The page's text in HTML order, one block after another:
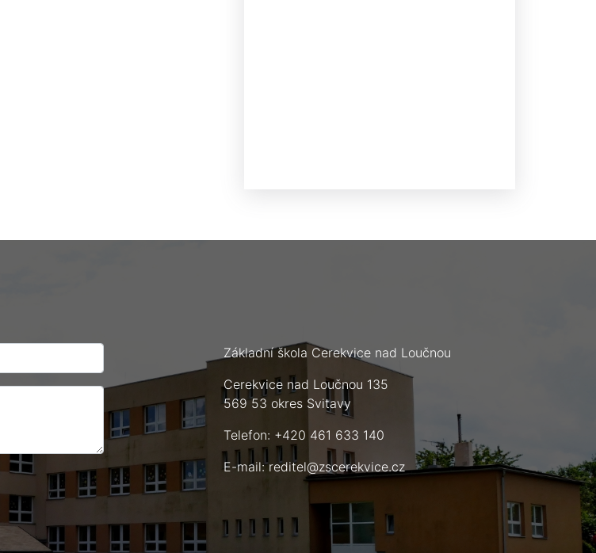
Základní škola Cerekvice nad Loučnou
Cerekvice nad Loučnou 135
569 53 okres Svitavy
Telefon: +420 461 633 140
E-mail:reditel@zscerekvice.cz